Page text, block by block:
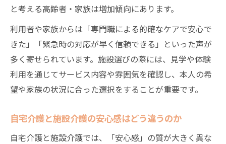
と考える高齢者・家族は増加傾向にあります。
利用者や家族からは「専門職による的確なケアで安心で
きた」「緊急時の対応が早く信頼できる」といった声が
多く寄せられています。施設選びの際には、見学や体験
利用を通じてサービス内容や雰囲気を確認し、本人の希
望や家族の状況に合った選択をすることが重要です。
自宅介護と施設介護の安心感はどう違うのか
自宅介護と施設介護では、「安心感」の質が大きく異な